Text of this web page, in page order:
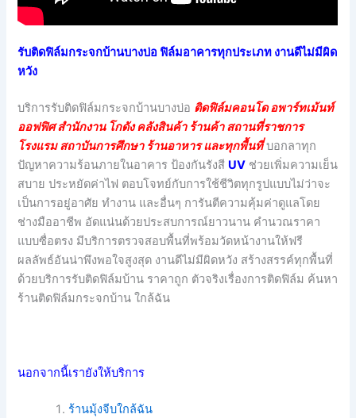
รับติดฟิล์มกระจกบ้านบางบ่อ ฟิล์มอาคารทุกประเภท งานดีไม่มีผิด
หวัง
บริการรับติดฟิล์มกระจกบ้านบางบ่อ ติดฟิล์มคอนโด อพาร์ทเม้นท์
ออฟฟิศ สำนักงาน โกดัง คลังสินค้า ร้านค้า สถานที่ราชการ
โรงแรม สถาบันการศึกษา ร้านอาหาร และทุกพื้นที่บอกลาทุก
ปัญหาความร้อนภายในอาคาร ป้องกันรังสี UV ช่วยเพิ่มความเย็น
สบาย ประหยัดค่าไฟ ตอบโจทย์กับการใช้ชีวิตทุกรูปแบบไม่ว่าจะ
เป็นการอยู่อาศัย ทำงาน และอื่นๆ การันตีความคุ้มค่าดูแลโดย
ช่างมืออาชีพ อัดแน่นด้วยประสบการณ์ยาวนาน คำนวณราคา
แบบซื่อตรง มีบริการตรวจสอบพื้นที่พร้อมวัดหน้างานให้ฟรี
ผลลัพธ์อันน่าพึงพอใจสูงสุด งานดีไม่มีผิดหวัง สร้างสรรค์ทุกพื้นที่
ด้วยบริการรับติดฟิล์มบ้าน ราคาถูก ตัวจริงเรื่องการติดฟิล์ม ค้นหา
ร้านติดฟิล์มกระจกบ้าน ใกล้ฉัน
นอกจากนี้เรายังให้บริการ
ร้านมุ้งจีบใกล้ฉัน